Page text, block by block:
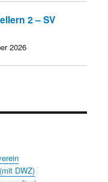
2 – SV
2026
DWZ)